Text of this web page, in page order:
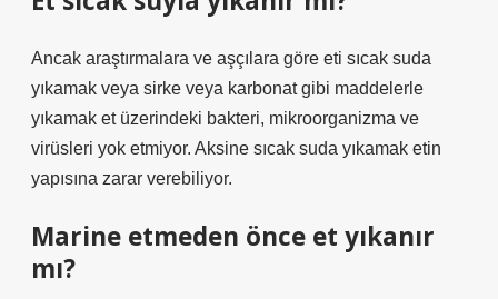
Ancak araştırmalara ve aşçılara göre eti sıcak suda
yıkamak veya sirke veya karbonat gibi maddelerle
yıkamak et üzerindeki bakteri, mikroorganizma ve
virüsleri yok etmiyor. Aksine sıcak suda yıkamak etin
yapısına zarar verebiliyor.
Marine etmeden önce et yıkanır
mı?